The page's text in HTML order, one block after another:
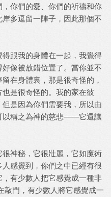
你們的愛、你們的祈禱和你
多逗留一陣子，因此那個不
跟我的身體在一起，我覺得
像被放錯位置了。當你並不
在身體裏，那是很奇怪的，
是很奇怪的。我的家在彼
是因為你們需要我，所以由
稱之為神的慈悲——它還讓
神秘，它很壯麗，它如魔術
感覺到，你們之中已經有很
有少數人把它感覺成一種非
敲門，有少數人將它感覺成一